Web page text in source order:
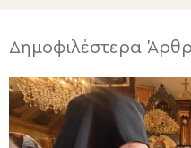
Δημοφιλέστερα